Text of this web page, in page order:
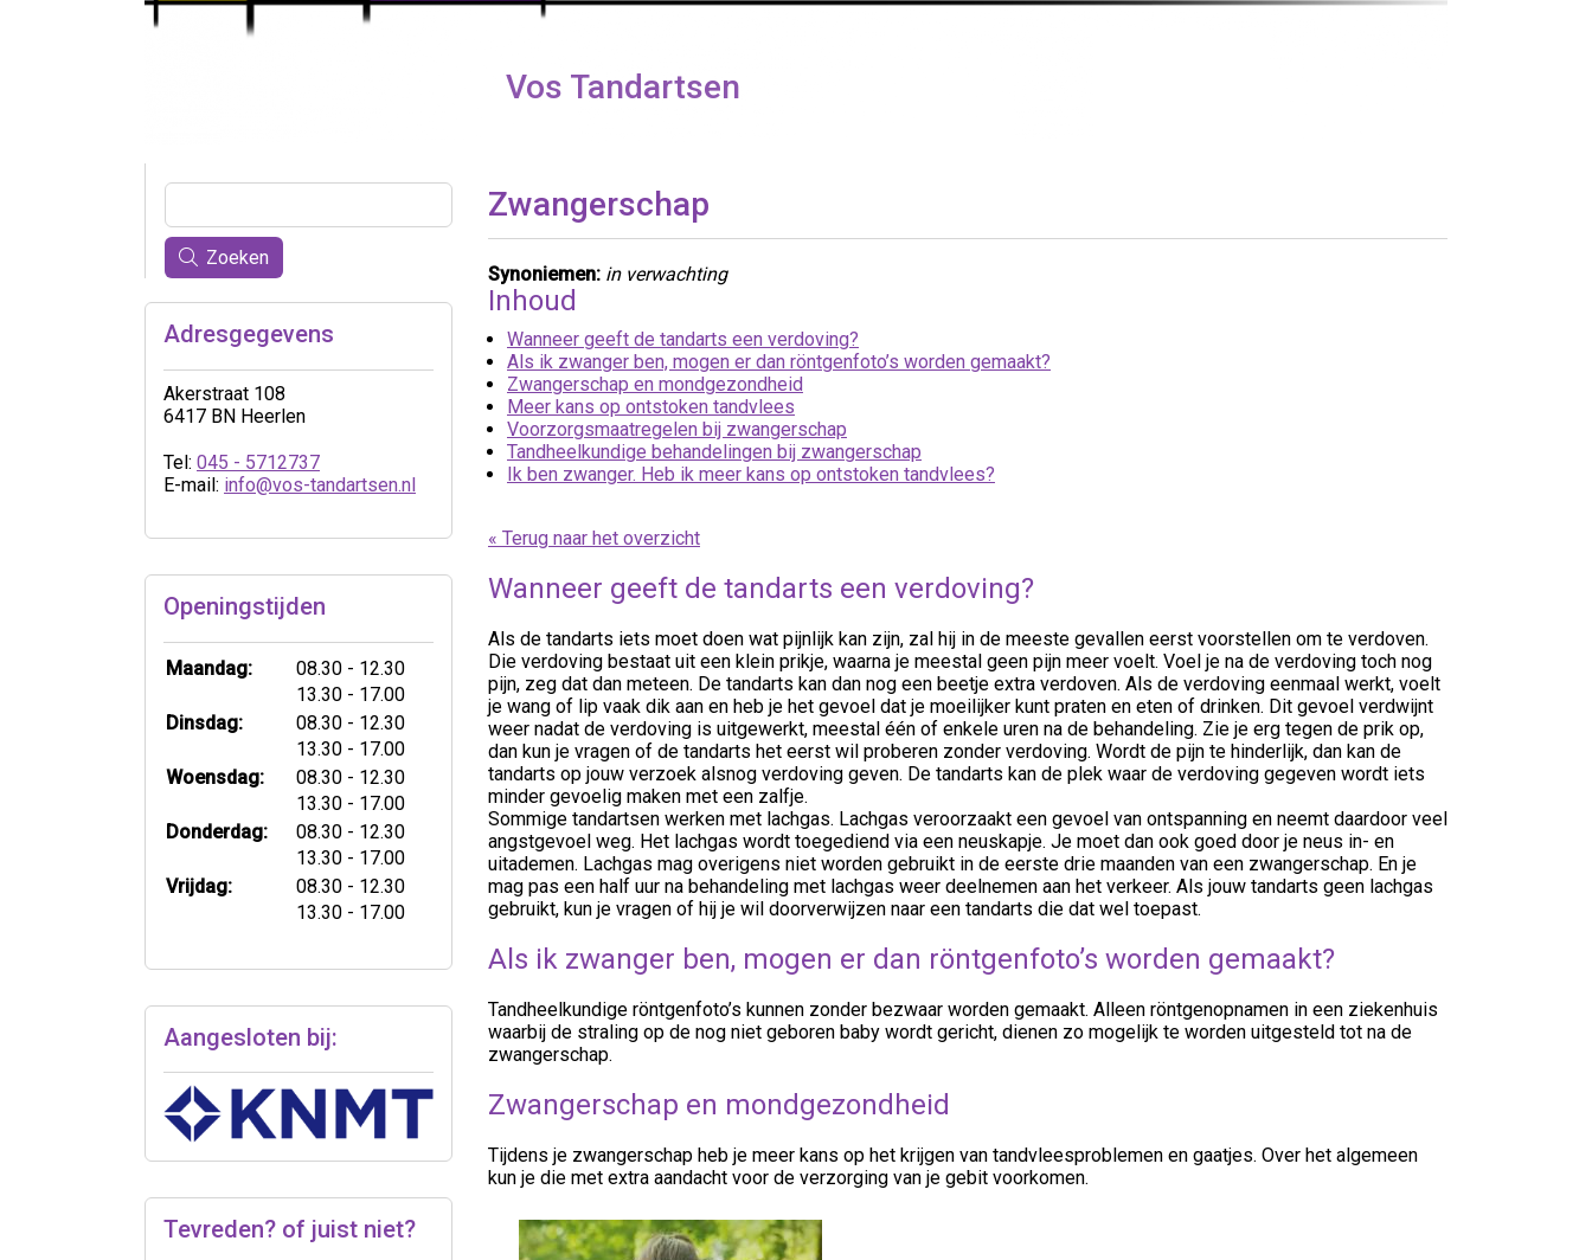
Vos Tandartsen
Zwangerschap
Synoniemen: in verwachting
Inhoud
Wanneer geeft de tandarts een verdoving?
Als ik zwanger ben, mogen er dan röntgenfoto’s worden gemaakt?
Zwangerschap en mondgezondheid
Meer kans op ontstoken tandvlees
Voorzorgsmaatregelen bij zwangerschap
Tandheelkundige behandelingen bij zwangerschap
Ik ben zwanger. Heb ik meer kans op ontstoken tandvlees?
« Terug naar het overzicht
Wanneer geeft de tandarts een verdoving?
Als de tandarts iets moet doen wat pijnlijk kan zijn, zal hij in de meeste gevallen eerst voorstellen om te verdoven.
Die verdoving bestaat uit een klein prikje, waarna je meestal geen pijn meer voelt. Voel je na de verdoving toch nog
pijn, zeg dat dan meteen. De tandarts kan dan nog een beetje extra verdoven. Als de verdoving eenmaal werkt, voelt
je wang of lip vaak dik aan en heb je het gevoel dat je moeilijker kunt praten en eten of drinken. Dit gevoel verdwijnt
weer nadat de verdoving is uitgewerkt, meestal één of enkele uren na de behandeling. Zie je erg tegen de prik op,
dan kun je vragen of de tandarts het eerst wil proberen zonder verdoving. Wordt de pijn te hinderlijk, dan kan de
tandarts op jouw verzoek alsnog verdoving geven. De tandarts kan de plek waar de verdoving gegeven wordt iets
minder gevoelig maken met een zalfje.
Sommige tandartsen werken met lachgas. Lachgas veroorzaakt een gevoel van ontspanning en neemt daardoor veel
angstgevoel weg. Het lachgas wordt toegediend via een neuskapje. Je moet dan ook goed door je neus in- en
uitademen. Lachgas mag overigens niet worden gebruikt in de eerste drie maanden van een zwangerschap. En je
mag pas een half uur na behandeling met lachgas weer deelnemen aan het verkeer. Als jouw tandarts geen lachgas
gebruikt, kun je vragen of hij je wil doorverwijzen naar een tandarts die dat wel toepast.
Als ik zwanger ben, mogen er dan röntgenfoto’s worden gemaakt?
Tandheelkundige röntgenfoto’s kunnen zonder bezwaar worden gemaakt. Alleen röntgenopnamen in een ziekenhuis
waarbij de straling op de nog niet geboren baby wordt gericht, dienen zo mogelijk te worden uitgesteld tot na de
zwangerschap.
Zwangerschap en mondgezondheid
Tijdens je zwangerschap heb je meer kans op het krijgen van tandvleesproblemen en gaatjes. Over het algemeen
kun je die met extra aandacht voor de verzorging van je gebit voorkomen.
Zoeken
Adresgegevens
Akerstraat 108
6417 BN Heerlen
Tel: 045 - 5712737
E-mail: info@vos-tandartsen.nl
Openingstijden
Maandag: 08.30 tot
- 12.30
13.30 tot
- 17.00
Dinsdag:
08.30 tot
- 12.30
13.30 tot
- 17.00
Woensdag:
08.30 tot
- 12.30
13.30 tot
- 17.00
Donderdag:
08.30 tot
- 12.30
13.30 tot
- 17.00
Vrijdag:
08.30 tot
- 12.30
13.30 tot
- 17.00
Aangesloten bij:
Tevreden? of juist niet?